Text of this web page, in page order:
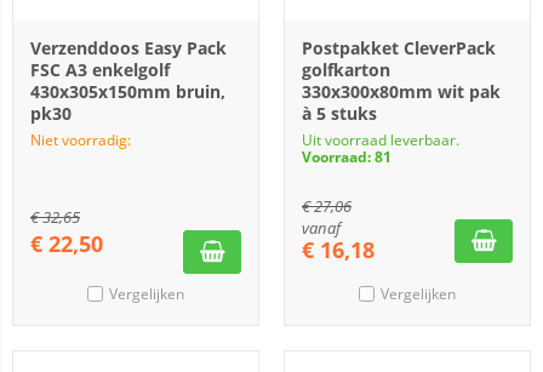
Verzenddoos Easy Pack
FSC A3 enkelgolf
430x305x150mm bruin,
pk30
Niet voorradig:
€32,65
€ 22,50
Vergelijken
Postpakket CleverPack
golfkarton
330x300x80mm wit pak
à 5 stuks
Uit voorraad leverbaar.
Voorraad: 81
€27,06
vanaf
€ 16,18
Vergelijken